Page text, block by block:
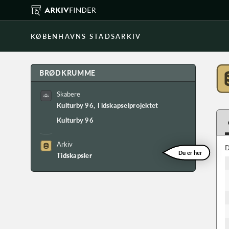
KØBENHAVNS STADSARKIV
BRØDKRUMME
Skabere
Kulturby 96, Tidskapselprojektet
Kulturby 96
Arkiv
Tidskapsler
Du er her